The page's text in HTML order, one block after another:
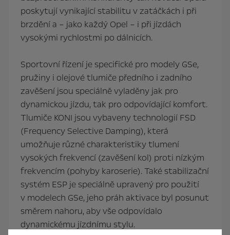
poskytují vynikající stabilitu v zatáčkách i při
brzdění a – jako každý Opel – i při jízdách
vysokými rychlostmi po dálnicích.
Sportovní řízení je specifické pro modely GSe,
pružiny i olejové tlumiče předního i zadního
zavěšení jsou speciálně vyladěny jak pro
dynamickou jízdu, tak pro odpovídající komfort.
Tlumiče KONI jsou vybaveny technologií FSD
(Frequency Selective Damping), která
umožňuje různé charakteristiky tlumení
vysokých frekvencí (zavěšení kol) proti nízkým
frekvencím (pohyby karoserie). Také stabilizační
systém ESP je speciálně upravený pro použití
v modelech GSe, jeho práh aktivace byl posunut
směrem nahoru, aby vše odpovídalo
dynamickému jízdnímu stylu.